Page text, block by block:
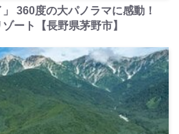
360度の大パノラマに感動！
ート【長野県茅野市】